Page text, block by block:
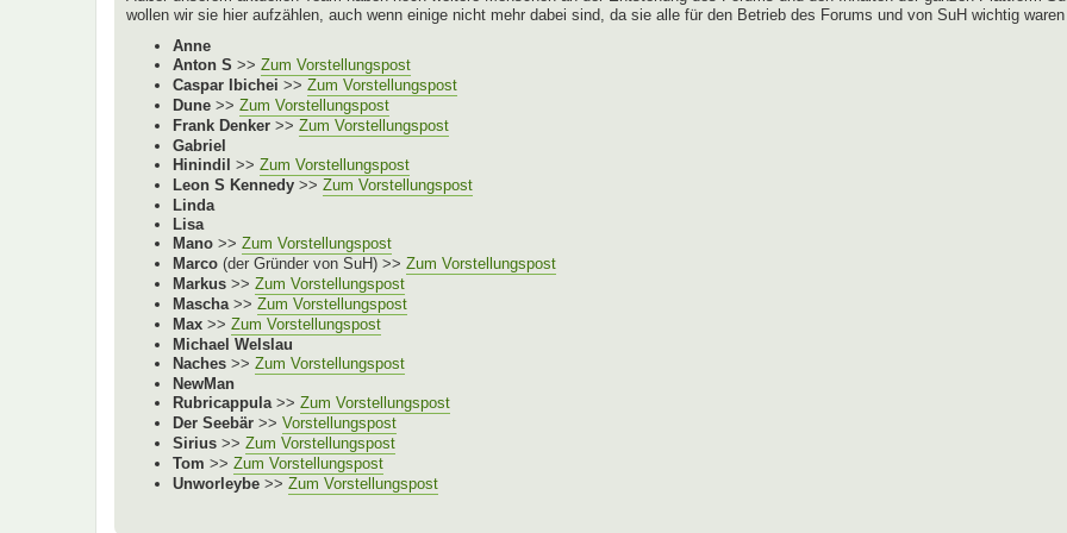
wollen wir sie hier aufzählen, auch wenn einige nicht mehr dabei sind, da sie alle für den Betrieb des Forums und von SuH wichtig waren
Anne
Anton S >> Zum Vorstellungspost
Caspar Ibichei >> Zum Vorstellungspost
Dune >> Zum Vorstellungspost
Frank Denker >> Zum Vorstellungspost
Gabriel
Hinindil >> Zum Vorstellungspost
Leon S Kennedy >> Zum Vorstellungspost
Linda
Lisa
Mano >> Zum Vorstellungspost
Marco (der Gründer von SuH) >> Zum Vorstellungspost
Markus >> Zum Vorstellungspost
Mascha>> Zum Vorstellungspost
Max >> Zum Vorstellungspost
Michael Welslau
Naches >> Zum Vorstellungspost
NewMan
Rubricappula>> Zum Vorstellungspost
Der Seebär >> Vorstellungspost
Sirius >> Zum Vorstellungspost
Tom >> Zum Vorstellungspost
Unworleybe >> Zum Vorstellungspost